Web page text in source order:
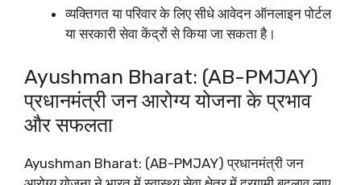
व्यक्तिगत या परिवार के लिए सीधे आवेदन ऑनलाइन पोर्टल
या सरकारी सेवा केंद्रों से किया जा सकता है।
Ayushman Bharat: (AB-PMJAY)
प्रधानमंत्री जन आरोग्य योजना के प्रभाव
और सफलता
Ayushman Bharat: (AB-PMJAY) प्रधानमंत्री जन